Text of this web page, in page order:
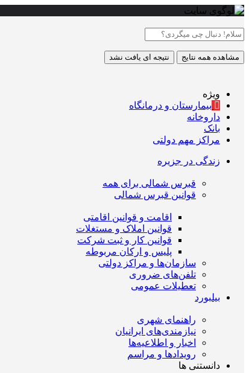
مشاهده همه نتایج نتیجه ای یافت نشد
ویژه
بیمارستان و درمانگاه
داروخانه
بانک
مراکز مهم دولتی
زندگی در جزیره
قبرس شمالی برای همه
قوانین قبرس شمالی
اقامت و قوانین اقامتی
قوانین املاک و مستغلات
قوانین کار و ثبت شرکت
پلیس و ارکان مربوطه
سازمان‌ها و مراکز دولتی
تلفن‌های ضروری
تعطیلات عمومی
بیلبورد
راهنمای شهری
نیازمندی‌های ایرانیان
اخبار و اطلاعیه‌ها
رویداد‌ها و مراسم
دانستنی ها